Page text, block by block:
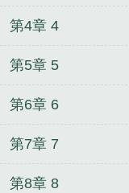
第4章 4
第5章 5
第6章 6
第7章 7
第8章 8